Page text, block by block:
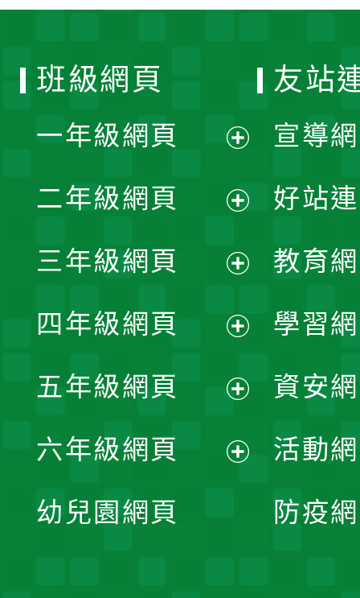
班級網頁
一年級網頁
開
選
單
二年級網頁
開
選
單
三年級網頁
開
選
單
四年級網頁
開
選
五年級網頁
開
六年級網頁
幼兒園網頁
友站
宣導
好站
教育
學習
資安
活動
防疫